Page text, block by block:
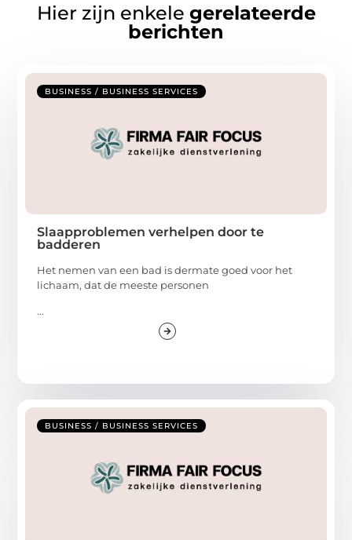
Hier zijn enkele gerelateerde
berichten
BUSINESS / BUSINESS SERVICES
Slaapproblemen verhelpen door te
badderen
Het nemen van een bad is dermate goed voor het
lichaam, dat de meeste personen
...
BUSINESS / BUSINESS SERVICES